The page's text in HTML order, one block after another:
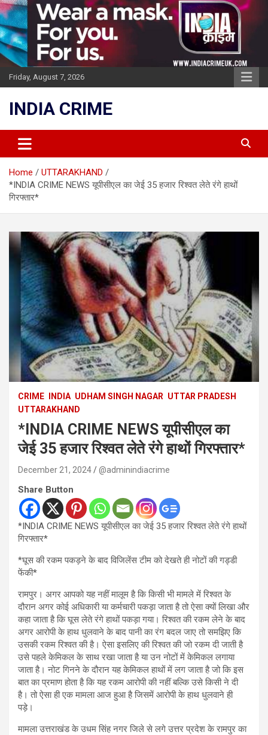
Skip
to
content
Friday, August 7, 2026
INDIA CRIME
Home
UTTARAKHAND
*INDIA CRIME NEWS यूपीसीएल का जेई 35 हजार रिश्वत लेते रंगे हाथों
गिरफ्तार*
CRIME INDIA UDHAM SINGH NAGAR UTTAR PRADESH
UTTARAKHAND
*INDIA CRIME NEWS यूपीसीएल का
जेई 35 हजार रिश्वत लेते रंगे हाथों गिरफ्तार*
December 21, 2024 @adminindiacrime
Share Button
*INDIA CRIME NEWS यूपीसीएल का जेई 35 हजार रिश्वत लेते रंगे हाथों
गिरफ्तार*
*घूस की रकम पकड़ने के बाद विजिलेंस टीम को देखते ही नोटों की गड्डी
फेंकी*
रामपुर। अगर आपको यह नहीं मालूम है कि किसी भी मामले में रिश्वत के
दौरान अगर कोई अधिकारी या कर्मचारी पकड़ा जाता है तो ऐसा क्यों लिखा और
कहा जाता है कि घूस लेते रंगे हाथों पकड़ा गया। रिश्वत की रकम लेने के बाद
अगर आरोपी के हाथ धुलवाने के बाद पानी का रंग बदल जाए तो समझिए कि
उसकी रकम रिश्वत की है। ऐसा इसलिए की रिश्वत की जो रकम दी जाती है
उसे पहले केमिकल के साथ रखा जाता है या उन नोटों में केमिकल लगाया
जाता है। नोट गिनने के दौरान यह केमिकल हाथों में लग जाता है जो कि इस
बात का प्रमाण होता है कि यह रकम आरोपी की नहीं बल्कि उसे किसी ने दी
है। तो ऐसा ही एक मामला आज हुआ है जिसमें आरोपी के हाथ धुलवाने ही
पड़े।
मामला उत्तराखंड के उधम सिंह नगर जिले से लगे उत्तर प्रदेश के रामपुर का